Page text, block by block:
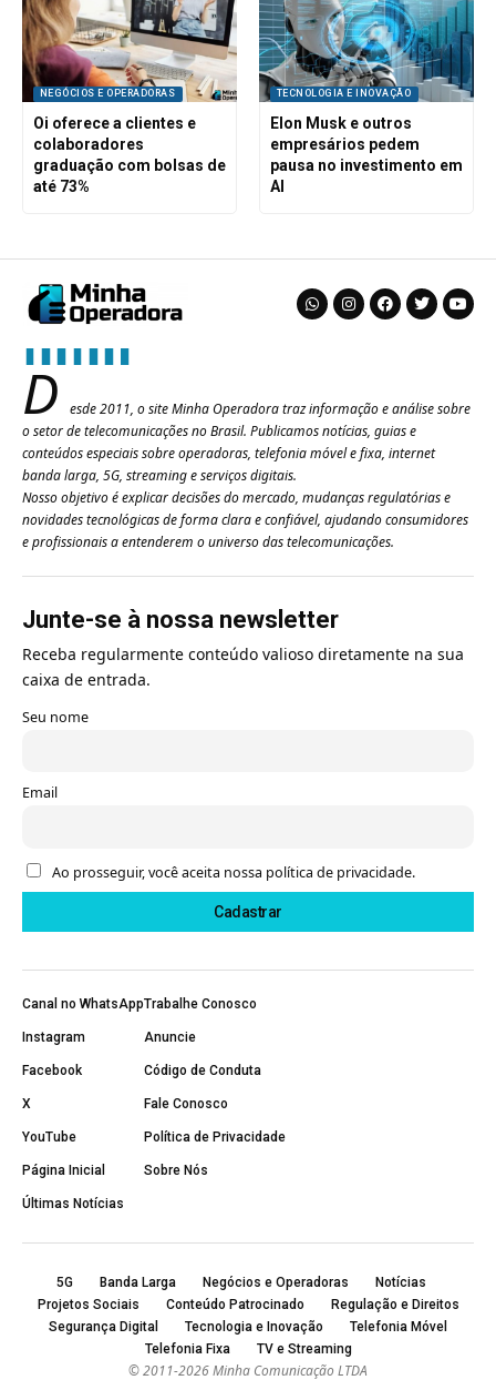
NEGÓCIOS E OPERADORAS
Oi oferece a clientes e
colaboradores
graduação com bolsas de
até 73%
TECNOLOGIA E INOVAÇÃO
Elon Musk e outros
empresários pedem
pausa no investimento em
AI
D
esde 2011, o site Minha Operadora traz informação e análise sobre
o setor de telecomunicações no Brasil. Publicamos notícias, guias e
conteúdos especiais sobre operadoras, telefonia móvel e fixa, internet
banda larga, 5G, streaming e serviços digitais.
Nosso objetivo é explicar decisões do mercado, mudanças regulatórias e
novidades tecnológicas de forma clara e confiável, ajudando consumidores
e profissionais a entenderem o universo das telecomunicações.
Junte-se à nossa newsletter
Receba regularmente conteúdo valioso diretamente na sua
caixa de entrada.
Seu nome
Email
Ao prosseguir, você aceita nossa política de privacidade.
Canal no WhatsApp
Instagram
Facebook
X
YouTube
Página Inicial
Últimas Notícias
Trabalhe Conosco
Anuncie
Código de Conduta
Fale Conosco
Política de Privacidade
Sobre Nós
5G Banda Larga Negócios e Operadoras
Notícias
Projetos Sociais
Conteúdo Patrocinado
Regulação e Direitos
Segurança Digital
Tecnologia e Inovação
Telefonia Móvel
Telefonia Fixa
TV e Streaming
© 2011-2026 Minha Comunicação LTDA